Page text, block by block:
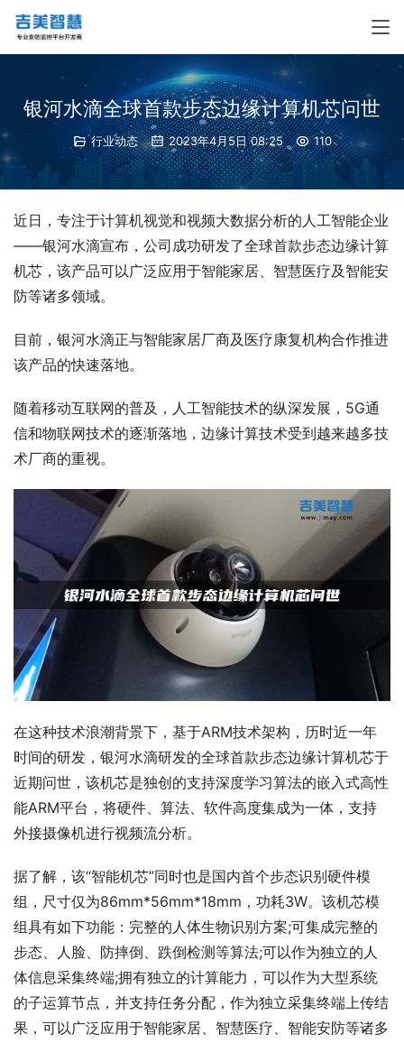
银河水滴全球首款步态边缘计算机芯问世
行业动态 2023年4月5日 08:25 110
近日，专注于计算机视觉和视频大数据分析的人工智能企业
——银河水滴宣布，公司成功研发了全球首款步态边缘计算
机芯，该产品可以广泛应用于智能家居、智慧医疗及智能安
防等诸多领域。
目前，银河水滴正与智能家居厂商及医疗康复机构合作推进
该产品的快速落地。
随着移动互联网的普及，人工智能技术的纵深发展，5G通
信和物联网技术的逐渐落地，边缘计算技术受到越来越多技
术厂商的重视。
在这种技术浪潮背景下，基于ARM技术架构，历时近一年
时间的研发，银河水滴研发的全球首款步态边缘计算机芯于
近期问世，该机芯是独创的支持深度学习算法的嵌入式高性
能ARM平台，将硬件、算法、软件高度集成为一体，支持
外接摄像机进行视频流分析。
据了解，该“智能机芯”同时也是国内首个步态识别硬件模
组，尺寸仅为86mm*56mm*18mm，功耗3W。该机芯模
组具有如下功能：完整的人体生物识别方案;可集成完整的
步态、人脸、防摔倒、跌倒检测等算法;可以作为独立的人
体信息采集终端;拥有独立的计算能力，可以作为大型系统
的子运算节点，并支持任务分配，作为独立采集终端上传结
果，可以广泛应用于智能家居、智慧医疗、智能安防等诸多